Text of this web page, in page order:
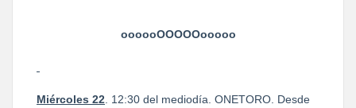
oooooOOOOOooooo
Miércoles 22 . 12:30 del mediodía. ONETORO. Desde